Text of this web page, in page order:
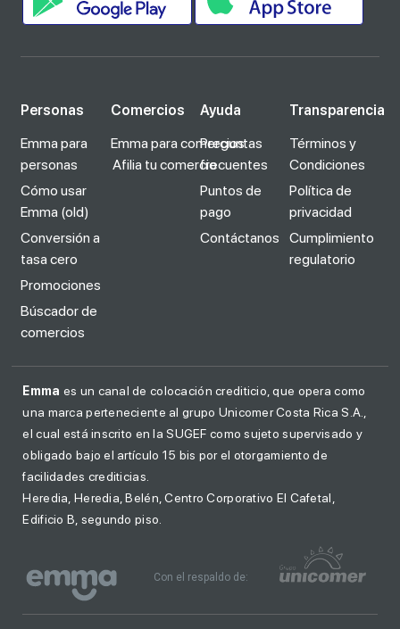
Personas
Emma para
personas
Cómo usar
Emma (old)
Conversión a
tasa cero
Promociones
Búscador de
comercios
Comercios
Emma para comercios
Afilia tu comercio
Ayuda
Preguntas
frecuentes
Puntos de
pago
Contáctanos
Transparencia
Términos y
Condiciones
Política de
privacidad
Cumplimiento
regulatorio
Emma es un canal de colocación crediticio, que opera como
una marca perteneciente al grupo Unicomer Costa Rica S.A.,
el cual está inscrito en la SUGEF como sujeto supervisado y
obligado bajo el artículo 15 bis por el otorgamiento de
facilidades crediticias.
Heredia, Heredia, Belén, Centro Corporativo El Cafetal,
Edificio B, segundo piso.
Con el respaldo de: